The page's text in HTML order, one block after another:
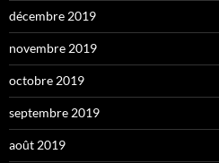
décembre 2019
novembre 2019
octobre 2019
septembre 2019
août 2019